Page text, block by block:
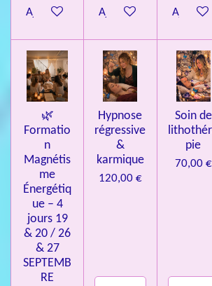
l
Ajouter au panierAjouter au panierAjouter
🌿
Formatio
n
Magnétis
me
Énergétiq
ue – 4
jours 19
& 20 / 26
& 27
SEPTEMB
RE
Hypnose
régressive
&
karmique
120,00 €
Soin de
pie
70,00 €